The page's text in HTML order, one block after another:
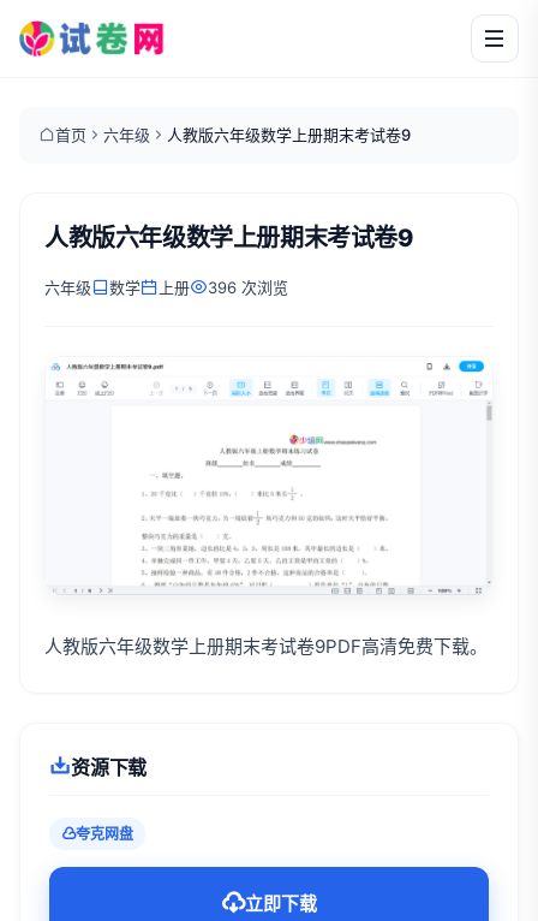
首页 六年级 人教版六年级数学上册期末考试卷9
人教版六年级数学上册期末考试卷9
六年级 数学 上册 396 次浏览
人教版六年级数学上册期末考试卷9PDF高清免费下载。
资源下载
夸克网盘
立即下载